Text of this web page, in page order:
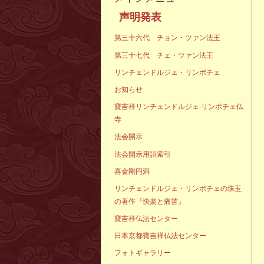
声明発表
第三十六代 チョン・ツァン法王
第三十七代 チェ・ツァン法王
リンチェンドルジェ・リンポチェ
お知らせ
寶吉祥リンチェンドルジェ·リンポチェ仏
寺
法会開示
法会開示用語索引
喜金剛円満
リンチェンドルジェ・リンポチェの珠玉
の著作『快楽と痛苦』
寶吉祥仏法センター
日本京都寶吉祥仏法センター
フォトギャラリー